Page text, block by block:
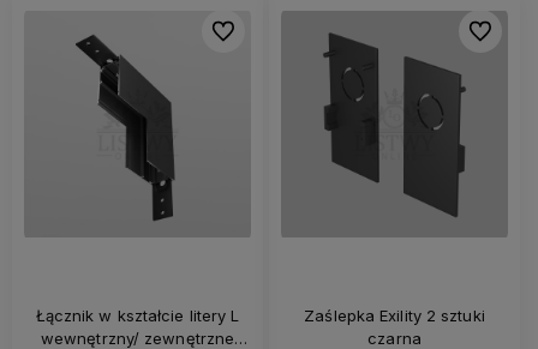
Łącznik w kształcie litery L
wewnętrzny/ zewnętrzne
Do ulubionych
Zaślepka Exility 2 sztuki
czarna
Do